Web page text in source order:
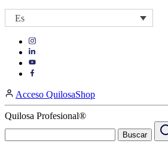
Es
Visit
https://www.instagram.com/
Visit
our
Visit
page
https://www.facebook.com/
page
Acceso QuilosaShop
Quilosa Profesional®